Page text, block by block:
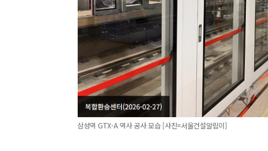
삼성역 GTX-A 역사 공사 모습 [사진=서울건설알림이]